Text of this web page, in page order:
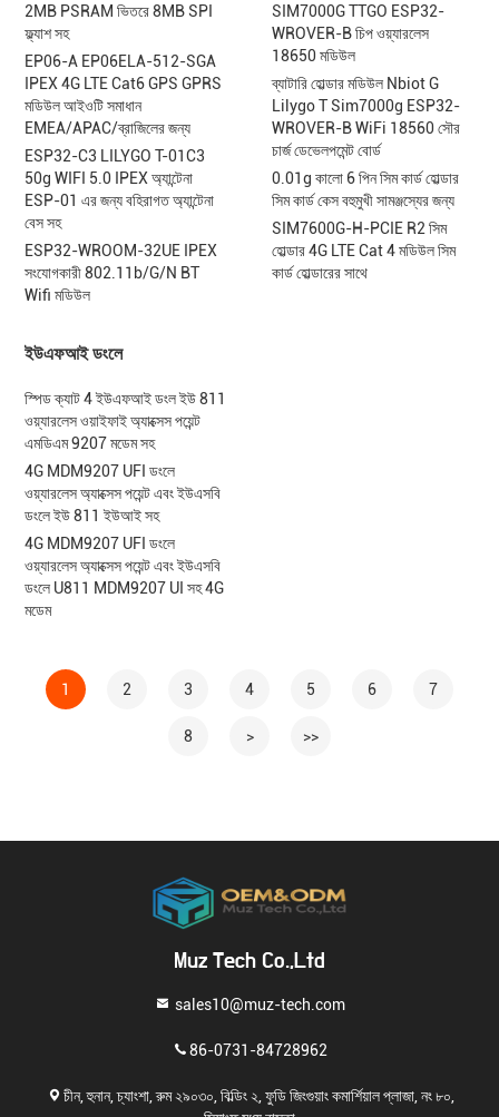
2MB PSRAM ভিতরে 8MB SPI
ফ্ল্যাশ সহ
EP06-A EP06ELA-512-SGA
IPEX 4G LTE Cat6 GPS GPRS
মডিউল আইওটি সমাধান
EMEA/APAC/ব্রাজিলের জন্য
ESP32-C3 LILYGO T-01C3
50g WIFI 5.0 IPEX অ্যান্টেনা
ESP-01 এর জন্য বহিরাগত অ্যান্টেনা
বেস সহ
ESP32-WROOM-32UE IPEX
সংযোগকারী 802.11b/G/N BT
Wifi মডিউল
SIM7000G TTGO ESP32-
WROVER-B চিপ ওয়্যারলেস
18650 মডিউল
ব্যাটারি হোল্ডার মডিউল Nbiot G
Lilygo T Sim7000g ESP32-
WROVER-B WiFi 18560 সৌর
চার্জ ডেভেলপমেন্ট বোর্ড
0.01g কালো 6 পিন সিম কার্ড হোল্ডার
সিম কার্ড কেস বহুমুখী সামঞ্জস্যের জন্য
SIM7600G-H-PCIE R2 সিম
হোল্ডার 4G LTE Cat 4 মডিউল সিম
কার্ড হোল্ডারের সাথে
ইউএফআই ডংলে
স্পিড ক্যাট 4 ইউএফআই ডংল ইউ 811
ওয়্যারলেস ওয়াইফাই অ্যাক্সেস পয়েন্ট
এমডিএম 9207 মডেম সহ
4G MDM9207 UFI ডংলে
ওয়্যারলেস অ্যাক্সেস পয়েন্ট এবং ইউএসবি
ডংলে ইউ 811 ইউআই সহ
4G MDM9207 UFI ডংলে
ওয়্যারলেস অ্যাক্সেস পয়েন্ট এবং ইউএসবি
ডংলে U811 MDM9207 UI সহ 4G
মডেম
1 2 3 4 5 6 7
8 > >>
Muz Tech Co.,Ltd
sales10@muz-tech.com
86-0731-84728962
চীন, হুনান, চ্যাংশা, রুম ২৯০৩০, বিল্ডিং ২, ফুডি জিংগুয়াং কমার্শিয়াল প্লাজা, নং ৮০,